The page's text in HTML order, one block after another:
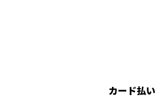
カード払い